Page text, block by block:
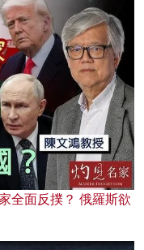
全面反撲？ 俄羅斯欲